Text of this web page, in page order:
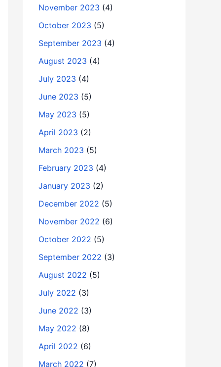
November 2023 (4)
October 2023 (5)
September 2023 (4)
August 2023 (4)
July 2023 (4)
June 2023 (5)
May 2023 (5)
April 2023 (2)
March 2023 (5)
February 2023 (4)
January 2023 (2)
December 2022 (5)
November 2022 (6)
October 2022 (5)
September 2022 (3)
August 2022 (5)
July 2022 (3)
June 2022 (3)
May 2022 (8)
April 2022 (6)
March 2022 (7)